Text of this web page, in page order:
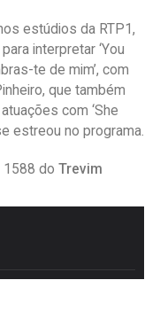
estúdios da RTP1,
interpretar ‘You
te de mim’, com
que também
com ‘She
estreou no programa.
1588 do Trevim